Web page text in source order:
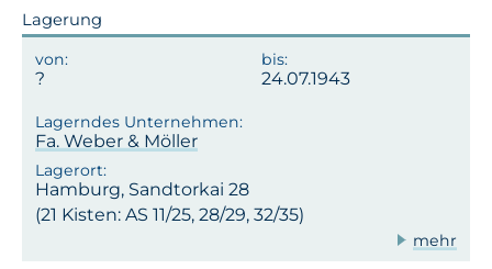
Lagerung
24.07.1943
Fa. Weber & Möller
Hamburg, Sandtorkai 28
(21 Kisten: AS 11/25, 28/29, 32/35)
mehr